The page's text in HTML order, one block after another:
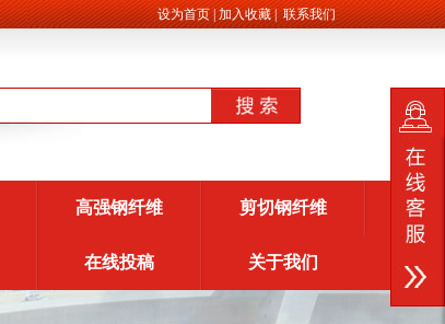
设为首页|加入收藏|联系我们
高强钢纤维 剪切钢纤维
在线投稿 关于我们